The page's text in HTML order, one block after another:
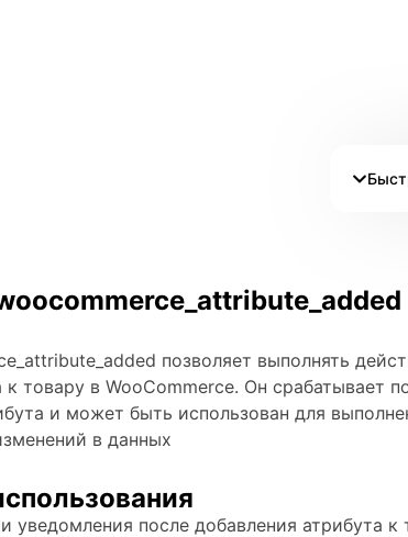
позволяет выполнять
к товару в WooCommerce. Он срабатывает
и может быть использован для
в данных
уведомления после добавления атрибута к